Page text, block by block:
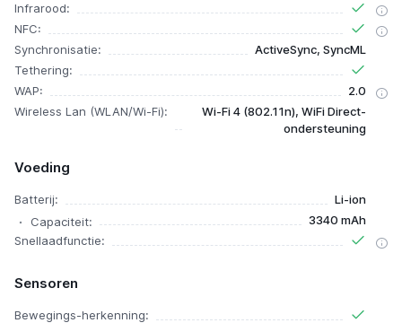
Infrarood:
NFC:
Synchronisatie:
ActiveSync, SyncML
Tethering:
WAP:
2.0
Wireless Lan (WLAN/Wi-Fi):
Wi-Fi 4 (802.11n), WiFi Direct-
ondersteuning
Voeding
Batterij:
Li-ion
Capaciteit:
3340 mAh
Snellaadfunctie:
Sensoren
Bewegings-herkenning: